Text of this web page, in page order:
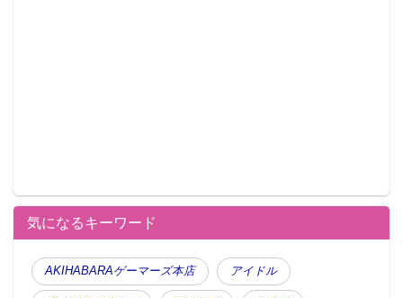
気になるキーワード
AKIHABARAゲーマーズ本店 アイドル